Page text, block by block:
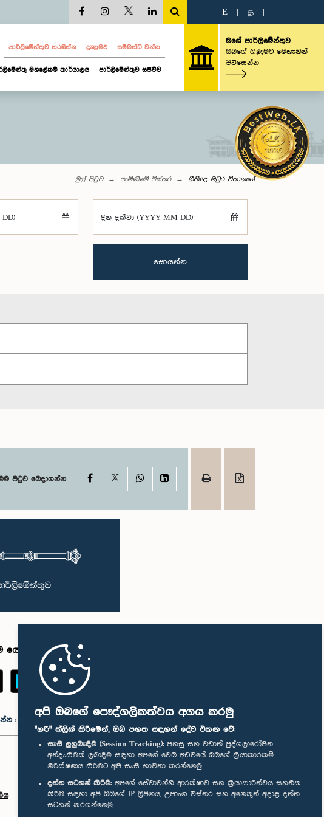
අපි ඔබගේ පෞද්ගලිකත්වය අගය කරමු
"හරි" ක්ලික් කිරීමෙන්, ඔබ පහත සඳහන් දේට එකඟ වේ:
සැසි ලුහුබැඳීම (Session Tracking): පහසු සහ වඩාත් පුද්ගලාරෝපිත
අත්දැකීමක් ලබාදීම සඳහා අපගේ වෙබ් අඩවියේ ඔබගේ ක්‍රියාකාරකම්
නිරීක්ෂණය කිරීමට අපි සැසි භාවිතා කරන්නෙමු.
දත්ත සටහන් කිරීම: අපගේ සේවාවන්හි ආරක්ෂාව සහ ක්‍රියාකාරීත්වය සහතික
කිරීම සඳහා අපි ඔබගේ IP ලිපිනය, උපාංග විස්තර සහ අනෙකුත් අදාළ දත්ත
සටහන් කරගන්නෙමු.
E த
පාර්ලි‌මේන්තුව නරඹන්න දැනුමට සම්බන්ධ වන්න
මහලේකම් කාර්යාලය පාර්ලිමේන්තුව සජීවීව
මගේ පාර්ලිමේන්තුව
ඔබගේ ගිණුමට මෙතැනින්
පිවිසෙන්න
මුල් පිටුව පැමිණීමේ විස්තර නීතිඥ මධුර විතානගේ
දින දක්වා (YYYY-MM-DD)
සොයන්න
පිටුව බෙදාගන්න Facebook WhatsAppLinkedIn
යෙදුම
: